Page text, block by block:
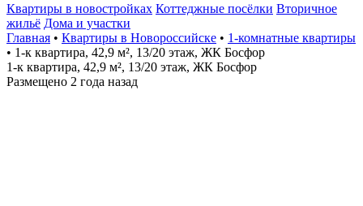
Квартиры в новостройках Коттеджные посёлки Вторичное
жильё Дома и участки
Главная • Квартиры в Новороссийске • 1-комнатные квартиры
• 1-к квартира, 42,9 м², 13/20 этаж, ЖК Босфор
1-к квартира, 42,9 м², 13/20 этаж, ЖК Босфор
Размещено 2 года назад